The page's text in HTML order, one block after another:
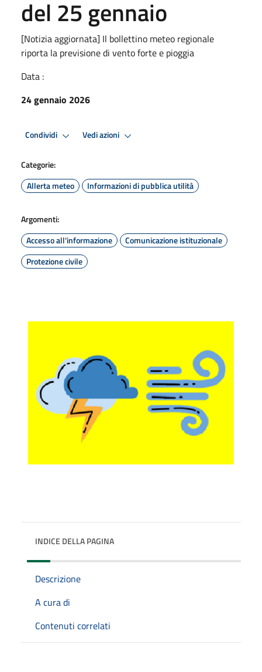
del 25 gennaio
[Notizia aggiornata] Il bollettino meteo regionale
riporta la previsione di vento forte e pioggia
Data :
24 gennaio 2026
Condividi Vedi azioni
Categorie:
Allerta meteo
Informazioni di pubblica utilità
Argomenti:
Accesso all'informazione
Comunicazione istituzionale
Protezione civile
INDICE DELLA PAGINA
Descrizione
A cura di
Contenuti correlati